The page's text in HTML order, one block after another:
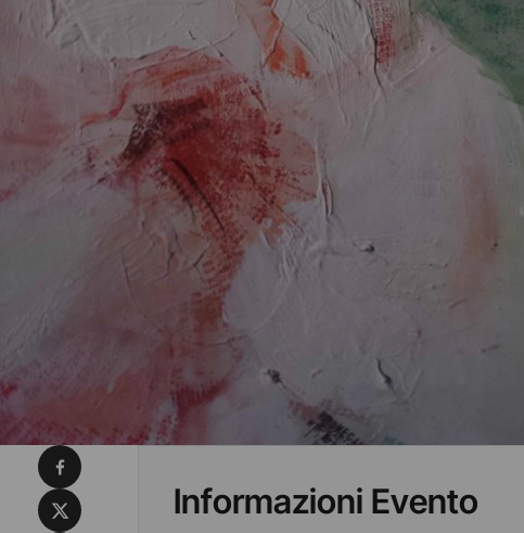
Informazioni Evento
Condividi su Facebook
Condividi su X